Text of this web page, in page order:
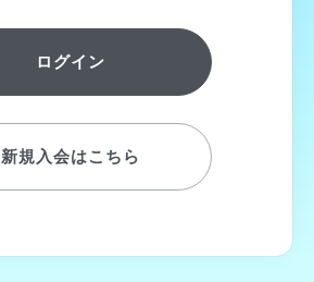
ログイン
新規入会はこちら